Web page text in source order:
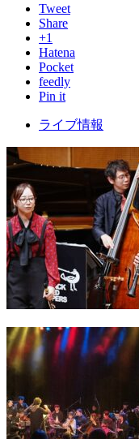
Tweet
Share
+1
Hatena
Pocket
feedly
Pin it
ライブ情報